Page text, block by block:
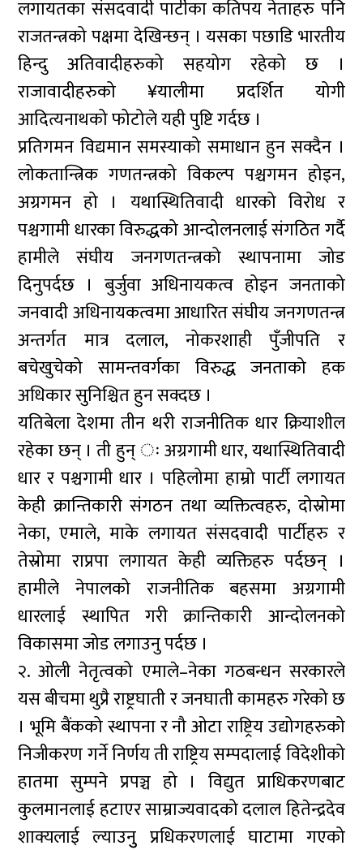
लगायतका संसदवादी पार्टीका कतिपय नेताहरु पनि
राजतन्त्रको पक्षमा देखिन्छन् । यसका पछाडि भारतीय
हिन्दु अतिवादीहरुको सहयोग रहेको छ ।
राजावादीहरुको ¥यालीमा प्रदर्शित योगी
आदित्यनाथको फोटोले यही पुष्टि गर्दछ ।
प्रतिगमन विद्यमान समस्याको समाधान हुन सक्दैन ।
लोकतान्त्रिक गणतन्त्रको विकल्प पश्चगमन होइन,
अग्रगमन हो । यथास्थितिवादी धारको विरोध र
पश्चगामी धारका विरुद्धको आन्दोलनलाई संगठित गर्दै
हामीले संघीय जनगणतन्त्रको स्थापनामा जोड
दिनुपर्दछ । बुर्जुवा अधिनायकत्व होइन जनताको
जनवादी अधिनायकत्वमा आधारित संघीय जनगणतन्त्र
अन्तर्गत मात्र दलाल, नोकरशाही पुँजीपति र
बचेखुचेको सामन्तवर्गका विरुद्ध जनताको हक
अधिकार सुनिश्चित हुन सक्दछ ।
यतिबेला देशमा तीन थरी राजनीतिक धार क्रियाशील
रहेका छन् । ती हुन् ः अग्रगामी धार, यथास्थितिवादी
धार र पश्चगामी धार । पहिलोमा हाम्रो पार्टी लगायत
केही क्रान्तिकारी संगठन तथा व्यक्तित्वहरु, दोस्रोमा
नेका, एमाले, माके लगायत संसदवादी पार्टीहरु र
तेस्रोमा राप्रपा लगायत केही व्यक्तिहरु पर्दछन् ।
हामीले नेपालको राजनीतिक बहसमा अग्रगामी
धारलाई स्थापित गरी क्रान्तिकारी आन्दोलनको
विकासमा जोड लगाउनु पर्दछ ।
२. ओली नेतृत्वको एमाले–नेका गठबन्धन सरकारले
यस बीचमा थुप्रै राष्ट्रघाती र जनघाती कामहरु गरेको छ
। भूमि बैंकको स्थापना र नौ ओटा राष्ट्रिय उद्योगहरुको
निजीकरण गर्ने निर्णय ती राष्ट्रिय सम्पदालाई विदेशीको
हातमा सुम्पने प्रपञ्च हो । विद्युत प्राधिकरणबाट
कुलमानलाई हटाएर साम्राज्यवादको दलाल हितेन्द्रदेव
शाक्यलाई ल्याउनुु प्रधिकरणलाई घाटामा गएको